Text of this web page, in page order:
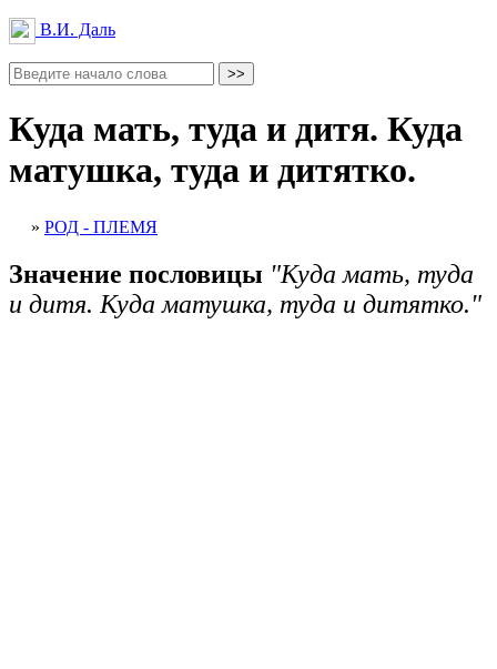
В.И. Даль
Куда мать, туда и дитя. Куда
матушка, туда и дитятко.
» РОД - ПЛЕМЯ
Значение пословицы "Куда мать, туда
и дитя. Куда матушка, туда и дитятко."